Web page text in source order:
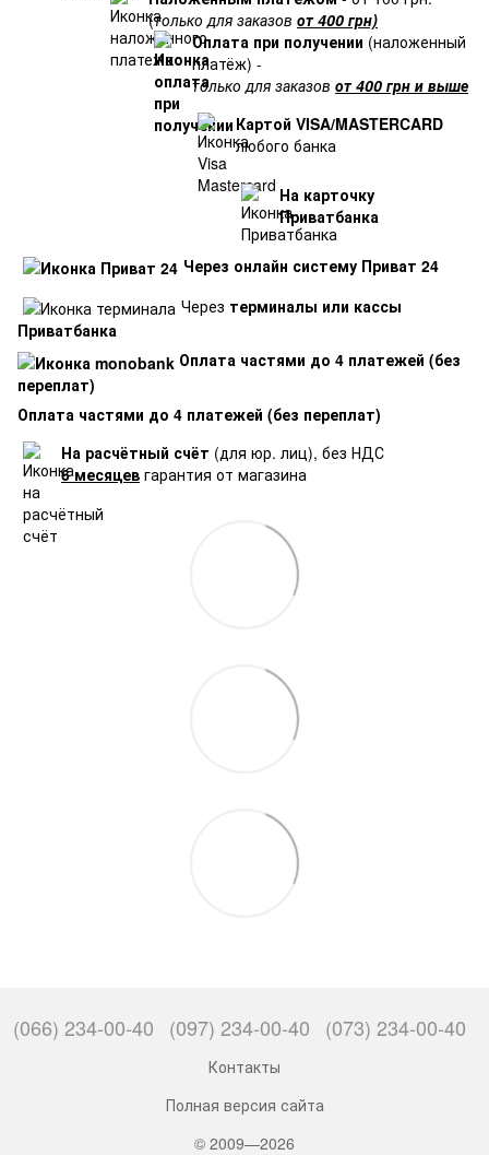
(только для заказов от 400 грн)
Оплата при получении (наложенный
платёж) -
только для заказов от 400 грн и выше
Картой VISA/MASTERCARD
любого банка
На карточку
Приватбанка
Через онлайн систему Приват 24
Через терминалы или кассы
Приватбанка
Оплата частями до 4 платежей (без
переплат)
Оплата частями до 4 платежей (без переплат)
На расчётный счёт (для юр. лиц), без НДС
6 месяцев гарантия от магазина
(066) 234-00-40 (097) 234-00-40 (073) 234-00-40
Контакты
Полная версия сайта
© 2009—2026